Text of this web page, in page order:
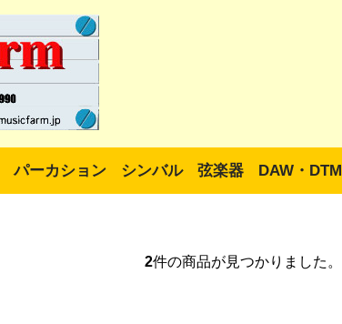
パーカション シンバル 弦楽器 DAW・DTM
2件の商品が見つかりました。